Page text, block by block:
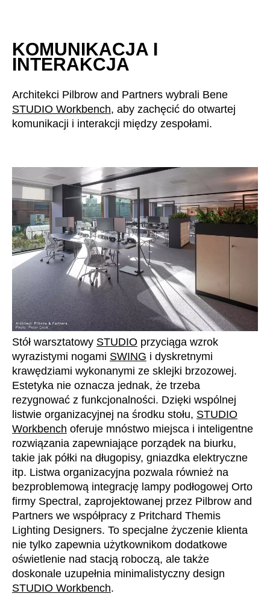
Serbia(RS)
Singapur(SG)
Szwecja (SE)
Słowacja (SK)
Tajwan
Tanzania (TZ)
Tunezja (TN)
Ukraina(UA)
Wielka Brytania(GB)
Wybrzeże Kości Słoniowej(CI)
Węgry (HU)
Włochy (IT)
Zjednoczone Emiraty Arabskie(AE)
Łotwa(LV)
Architekci Pilbrow and Partners wybrali Bene
STUDIO Workbench, aby zachęcić do otwartej
komunikacji i interakcji między zespołami.
KOMUNIKACJA I
INTERAKCJA
Stół warsztatowy STUDIO przyciąga wzrok
wyrazistymi nogami SWING i dyskretnymi
krawędziami wykonanymi ze sklejki brzozowej.
Estetyka nie oznacza jednak, że trzeba
rezygnować z funkcjonalności. Dzięki wspólnej
listwie organizacyjnej na środku stołu, STUDIO
Workbench oferuje mnóstwo miejsca i inteligentne
rozwiązania zapewniające porządek na biurku,
takie jak półki na długopisy, gniazdka elektryczne
itp. Listwa organizacyjna pozwala również na
bezproblemową integrację lampy podłogowej Orto
firmy Spectral, zaprojektowanej przez Pilbrow and
Partners we współpracy z Pritchard Themis
Lighting Designers. To specjalne życzenie klienta
nie tylko zapewnia użytkownikom dodatkowe
oświetlenie nad stacją roboczą, ale także
doskonale uzupełnia minimalistyczny design
STUDIO Workbench.